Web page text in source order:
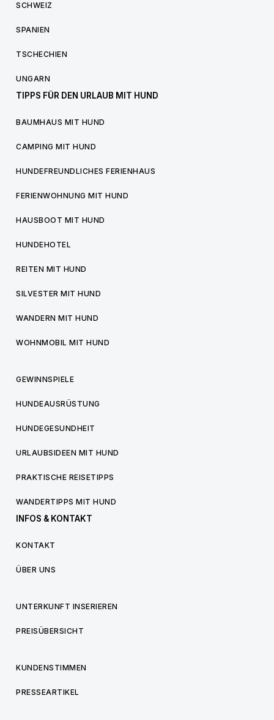
SCHWEIZ
SPANIEN
TSCHECHIEN
UNGARN
TIPPS FÜR DEN URLAUB MIT HUND
BAUMHAUS MIT HUND
CAMPING MIT HUND
HUNDEFREUNDLICHES FERIENHAUS
FERIENWOHNUNG MIT HUND
HAUSBOOT MIT HUND
HUNDEHOTEL
REITEN MIT HUND
SILVESTER MIT HUND
WANDERN MIT HUND
WOHNMOBIL MIT HUND
GEWINNSPIELE
HUNDEAUSRÜSTUNG
HUNDEGESUNDHEIT
URLAUBSIDEEN MIT HUND
PRAKTISCHE REISETIPPS
WANDERTIPPS MIT HUND
INFOS & KONTAKT
KONTAKT
ÜBER UNS
UNTERKUNFT INSERIEREN
PREISÜBERSICHT
KUNDENSTIMMEN
PRESSEARTIKEL